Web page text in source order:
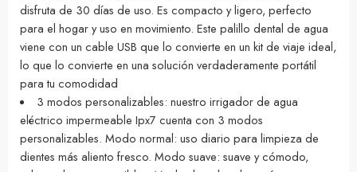
disfruta de 30 días de uso. Es compacto y ligero, perfecto
para el hogar y uso en movimiento. Este palillo dental de agua
viene con un cable USB que lo convierte en un kit de viaje ideal,
lo que lo convierte en una solución verdaderamente portátil
para tu comodidad
3 modos personalizables: nuestro irrigador de agua
eléctrico impermeable Ipx7 cuenta con 3 modos
personalizables. Modo normal: uso diario para limpieza de
dientes más aliento fresco. Modo suave: suave y cómodo,